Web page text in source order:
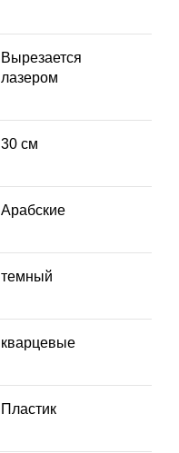
Вырезается
лазером
30 см
Арабские
темный
кварцевые
Пластик